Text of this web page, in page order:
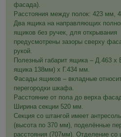
фасада).
Расстояния между полок: 423 мм,
Два ящика на направляющих
ящиков без ручек, для открывания
предусмотрены зазоры сверху
рукой.
Полезный габарит ящика – Д.463 х
ящика 138мм) х Г.434 мм.
Фасады ящиков – вкладные
перегородки шкафа.
Расстояние от пола до верха
Ширина секции 520 мм.
Секция со штангой имеет
(высота по 370 мм), поделённые
расстояния (707мм). Отделение со